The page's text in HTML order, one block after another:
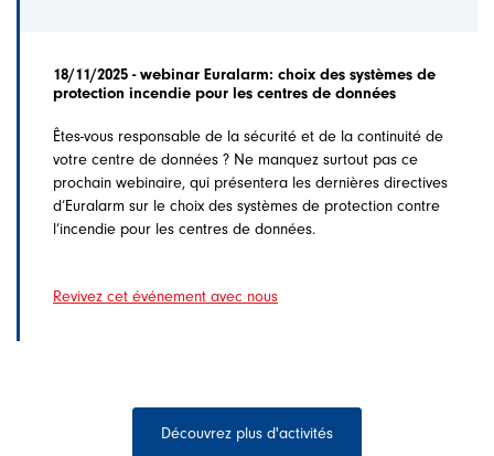
18/11/2025 - webinar Euralarm: choix des systèmes de
protection incendie pour les centres de données
Êtes-vous responsable de la sécurité et de la continuité de
votre centre de données ? Ne manquez surtout pas ce
prochain webinaire, qui présentera les dernières directives
d’Euralarm sur le choix des systèmes de protection contre
l’incendie pour les centres de données.
Revivez cet événement avec nous
Découvrez plus d'activités